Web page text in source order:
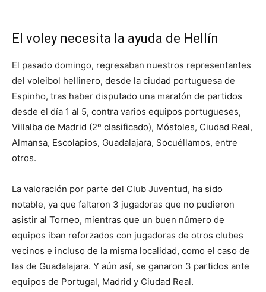
El voley necesita la ayuda de Hellín
El pasado domingo, regresaban nuestros representantes
del voleibol hellinero, desde la ciudad portuguesa de
Espinho, tras haber disputado una maratón de partidos
desde el día 1 al 5, contra varios equipos portugueses,
Villalba de Madrid (2º clasificado), Móstoles, Ciudad Real,
Almansa, Escolapios, Guadalajara, Socuéllamos, entre
otros.
La valoración por parte del Club Juventud, ha sido
notable, ya que faltaron 3 jugadoras que no pudieron
asistir al Torneo, mientras que un buen número de
equipos iban reforzados con jugadoras de otros clubes
vecinos e incluso de la misma localidad, como el caso de
las de Guadalajara. Y aún así, se ganaron 3 partidos ante
equipos de Portugal, Madrid y Ciudad Real.